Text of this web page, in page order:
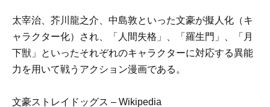
太宰治 芥川龍之介 中島敦といった文豪が擬人化（キ
ャラクター化）
され、「 人間失格 」、「 羅生門 」、「 月
下獣 」といったそれぞれのキャラクターに対応する異能
力を用いて戦うアクション漫画である。
文豪ストレイドッグス – Wikipedia